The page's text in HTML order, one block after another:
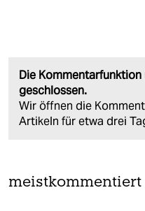
Die
geschlossen.
Wir öffnen die
Artikeln für etwa drei
meistkommentiert